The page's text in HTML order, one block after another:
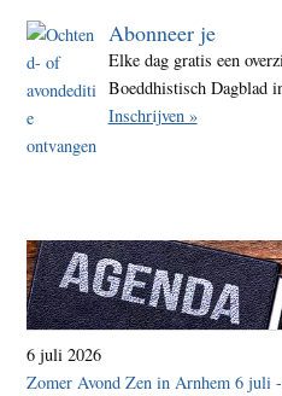
Abonneer je
Elke dag gratis een
Boeddhistisch Dagblad
Inschrijven »
6 juli 2026
Zomer Avond Zen in Arnhem 6 juli